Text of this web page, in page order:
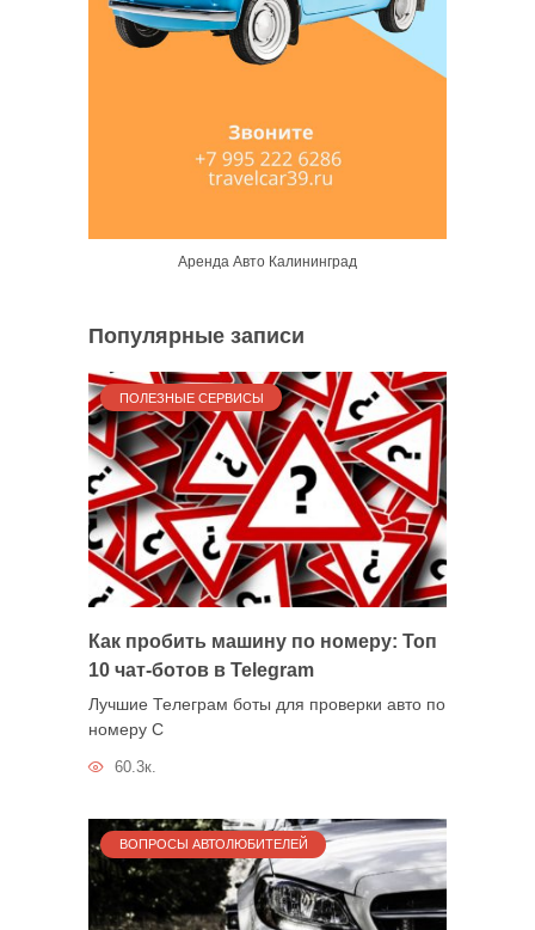
Аренда Авто Калининград
Популярные записи
ПОЛЕЗНЫЕ СЕРВИСЫ
Как пробить машину по номеру: Топ
10 чат-ботов в Telegram
Лучшие Телеграм боты для проверки авто по
номеру С
60.3к.
ВОПРОСЫ АВТОЛЮБИТЕЛЕЙ